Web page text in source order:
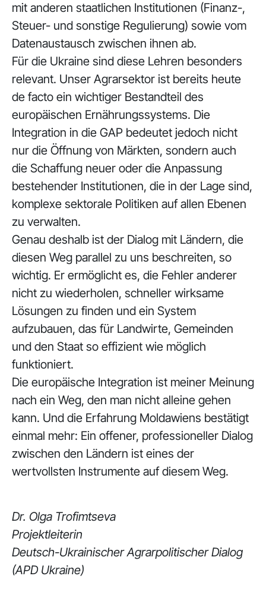
mit anderen staatlichen Institutionen (Finanz-,
Steuer- und sonstige Regulierung) sowie vom
Datenaustausch zwischen ihnen ab.
Für die Ukraine sind diese Lehren besonders
relevant. Unser Agrarsektor ist bereits heute
de facto ein wichtiger Bestandteil des
europäischen Ernährungssystems. Die
Integration in die GAP bedeutet jedoch nicht
nur die Öffnung von Märkten, sondern auch
die Schaffung neuer oder die Anpassung
bestehender Institutionen, die in der Lage sind,
komplexe sektorale Politiken auf allen Ebenen
zu verwalten.
Genau deshalb ist der Dialog mit Ländern, die
diesen Weg parallel zu uns beschreiten, so
wichtig. Er ermöglicht es, die Fehler anderer
nicht zu wiederholen, schneller wirksame
Lösungen zu finden und ein System
aufzubauen, das für Landwirte, Gemeinden
und den Staat so effizient wie möglich
funktioniert.
Die europäische Integration ist meiner Meinung
nach ein Weg, den man nicht alleine gehen
kann. Und die Erfahrung Moldawiens bestätigt
einmal mehr: Ein offener, professioneller Dialog
zwischen den Ländern ist eines der
wertvollsten Instrumente auf diesem Weg.
Dr. Olga Trofimtseva
Projektleiterin
Deutsch-Ukrainischer Agrarpolitischer Dialog
(APD Ukraine)